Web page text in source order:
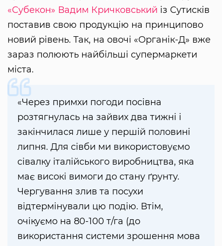
«Субекон» Вадим Кричковський із Сутисків
поставив свою продукцію на принципово
новий рівень. Так, на овочі «Органік-Д» вже
зараз полюють найбільші супермаркети
міста.
«Через примхи погоди посівна
розтягнулась на зайвих два тижні і
закінчилася лише у першій половині
липня. Для сівби ми використовуємо
сівалку італійського виробництва, яка
має високі вимоги до стану ґрунту.
Чергування злив та посухи
відтермінували цю подію. Втім,
очікуємо на 80-100 т/га (до
використання системи зрошення мова